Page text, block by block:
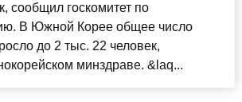
сообщил госкомитет по
В Южной Корее общее число
до 2 тыс. 22 человек,
минздраве. &laq...